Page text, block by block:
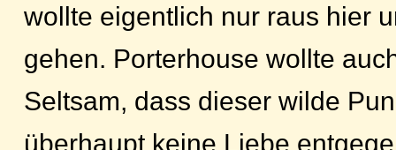
wollte eigentlich nur raus hier
gehen. Porterhouse wollte
Seltsam, dass dieser wilde
überhaupt keine Liebe